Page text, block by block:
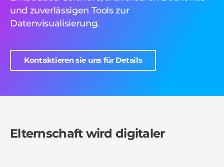
und zuverlässigen Tools zur
Datenvisualisierung.
Kontaktieren sie uns für Details
Elternschaft wird digitaler